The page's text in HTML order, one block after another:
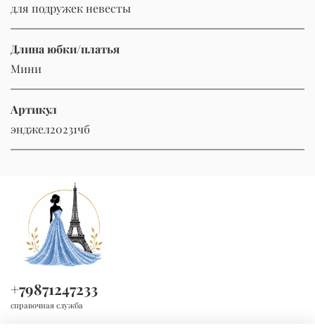
для подружек невесты
Длина юбки/платья
Мини
Артикул
энджел20231чб
+79871247233
справочная служба